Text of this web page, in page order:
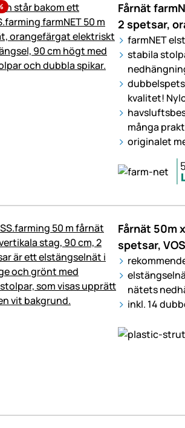
Fårnät
2 spetsar,
farmNET
stabila
kvalitet!
många
originalet
Fårnät 50m
spetsar,
nätets
inkl. 14